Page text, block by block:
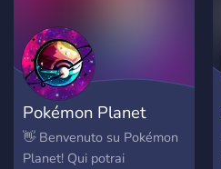
Pokémon Planet
👋 Benvenuto su Pokémon
Planet! Qui potrai